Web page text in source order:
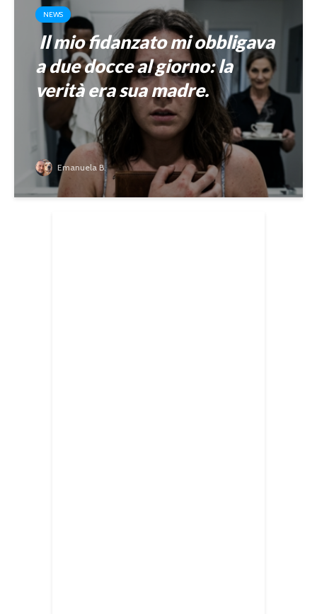
NEWS
Il mio fidanzato mi obbligava
a due docce al giorno: la
verità era sua madre.
Emanuela B.